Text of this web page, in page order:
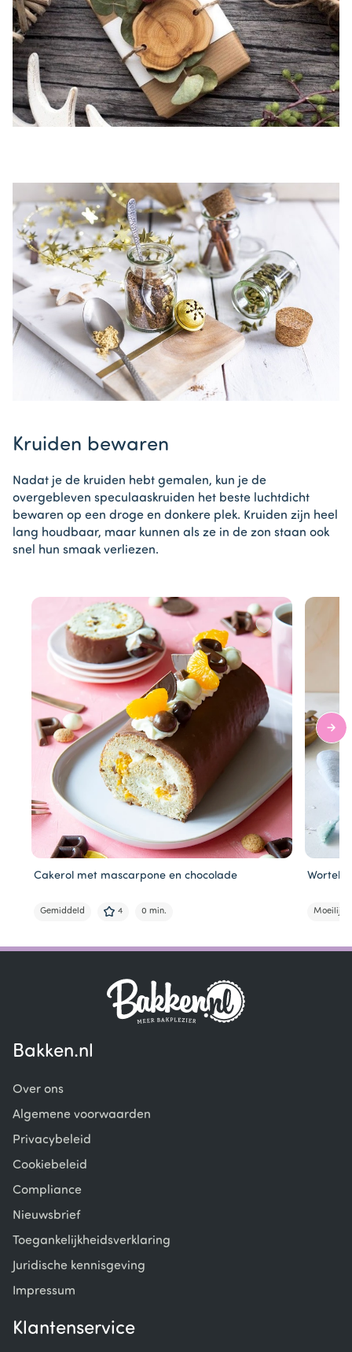
Kruiden bewaren
Nadat je de kruiden hebt gemalen, kun je de
overgebleven speculaaskruiden het beste luchtdicht
bewaren op een droge en donkere plek. Kruiden zijn heel
lang houdbaar, maar kunnen als ze in de zon staan ook
snel hun smaak verliezen.
Cakerol met mascarpone en chocolade
Gemiddeld 4 0 min. Moeilijk
Bakken.nl
Over ons
Algemene voorwaarden
Privacybeleid
Cookiebeleid
Compliance
Nieuwsbrief
Toegankelijkheidsverklaring
Juridische kennisgeving
Impressum
Klantenservice